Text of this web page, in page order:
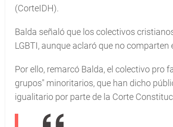
(CorteIDH).
Balda señaló que los colectivos
LGBTI, aunque aclaró que no comparten
Por ello, remarcó Balda, el colectivo pro
grupos" minoritarios, que han dicho
igualitario por parte de la Corte